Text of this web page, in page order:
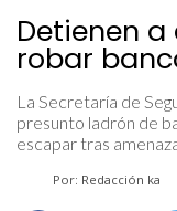
Detienen
robar
La Secretaría de
presunto ladrón de
escapar tras
Por: Redacción ka